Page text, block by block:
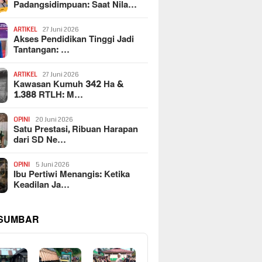
Padangsidimpuan: Saat Nila…
ARTIKEL 27 Juni 2026
Akses Pendidikan Tinggi Jadi
Tantangan: …
ARTIKEL 27 Juni 2026
Kawasan Kumuh 342 Ha &
1.388 RTLH: M…
OPINI 20 Juni 2026
Satu Prestasi, Ribuan Harapan
dari SD Ne…
OPINI 5 Juni 2026
Ibu Pertiwi Menangis: Ketika
Keadilan Ja…